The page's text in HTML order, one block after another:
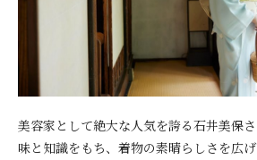
美容家として絶大な人気を誇る石井美保
味と知識をもち、着物の素晴らしさを広